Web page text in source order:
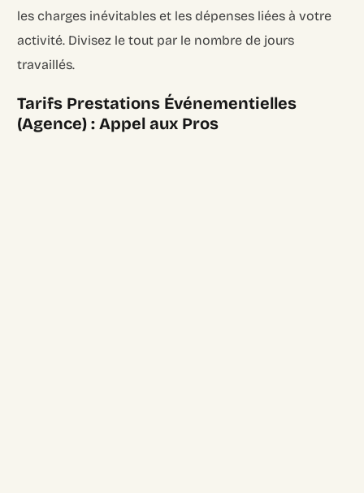
les charges inévitables et les dépenses liées à votre
activité. Divisez le tout par le nombre de jours
travaillés.
Tarifs Prestations Événementielles
(Agence) : Appel aux Pros